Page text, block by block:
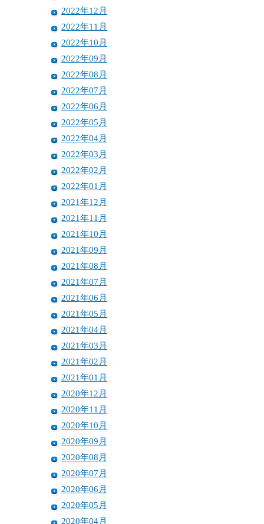
2022年12月
2022年11月
2022年10月
2022年09月
2022年08月
2022年07月
2022年06月
2022年05月
2022年04月
2022年03月
2022年02月
2022年01月
2021年12月
2021年11月
2021年10月
2021年09月
2021年08月
2021年07月
2021年06月
2021年05月
2021年04月
2021年03月
2021年02月
2021年01月
2020年12月
2020年11月
2020年10月
2020年09月
2020年08月
2020年07月
2020年06月
2020年05月
2020年04月